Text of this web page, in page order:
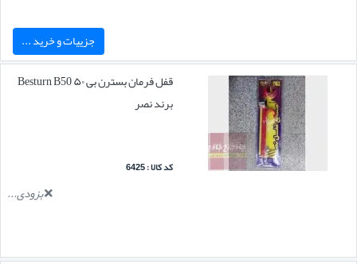
جزییات و خرید ...
قفل فرمان بسترن بی ۵۰ Besturn B50
برند نصر
کد کالا : 6425
بزودی...